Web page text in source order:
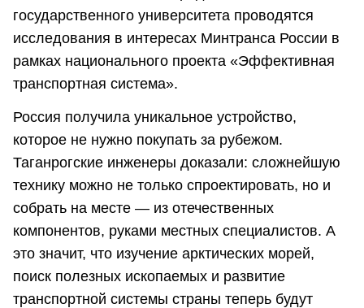
государственного университета проводятся
исследования в интересах Минтранса России в
рамках национального проекта «Эффективная
транспортная система».
Россия получила уникальное устройство,
которое не нужно покупать за рубежом.
Таганрогские инженеры доказали: сложнейшую
технику можно не только спроектировать, но и
собрать на месте — из отечественных
компонентов, руками местных специалистов. А
это значит, что изучение арктических морей,
поиск полезных ископаемых и развитие
транспортной системы страны теперь будут